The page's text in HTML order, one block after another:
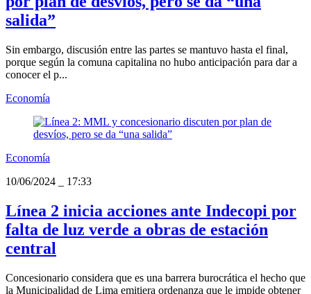
salida”
Sin embargo, discusión entre las partes se mantuvo hasta el final,
porque según la comuna capitalina no hubo anticipación para dar a
conocer el p...
Economía
Economía
10/06/2024
17:33
Línea 2 inicia acciones ante Indecopi por
falta de luz verde a obras de estación
central
Concesionario considera que es una barrera burocrática el hecho que
la Municipalidad de Lima emitiera ordenanza que le impide obtener